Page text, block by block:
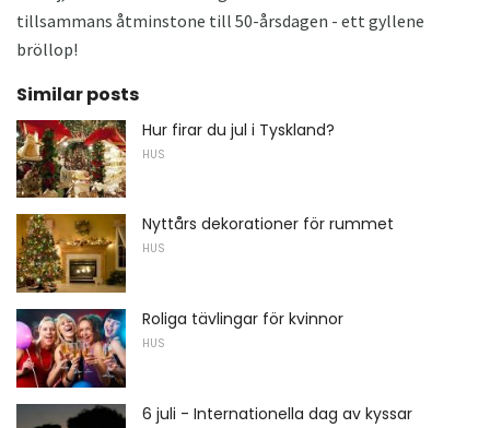
tillsammans åtminstone till 50-årsdagen - ett gyllene
bröllop!
Similar posts
Hur firar du jul i Tyskland?
HUS
Nyttårs dekorationer för rummet
HUS
Roliga tävlingar för kvinnor
HUS
6 juli - Internationella dag av kyssar